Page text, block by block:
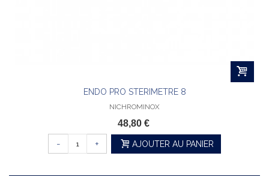
ENDO PRO STERIMETRE 8
NICHROMINOX
48,80 €
- + AJOUTER AU PANIER